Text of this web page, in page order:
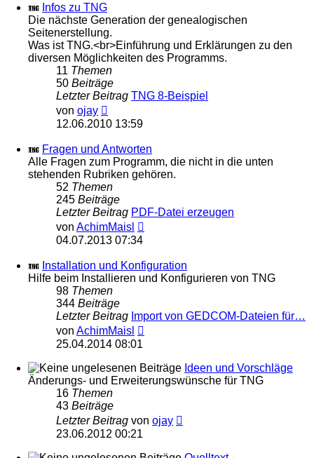
Infos zu TNG
Die nächste Generation der genealogischen
Seitenerstellung.
Was ist TNG.<br>Einführung und Erklärungen zu den
diversen Möglichkeiten des Programms.
11 Themen
50 Beiträge
Letzter Beitrag TNG 8-Beispiel
von ojay
Beitrag
12.06.2010 13:59
Fragen und Antworten
Alle Fragen zum Programm, die nicht in die unten
stehenden Rubriken gehören.
52 Themen
245 Beiträge
Letzter Beitrag PDF-Datei erzeugen
von AchimMaisl
04.07.2013 07:34
Installation und Konfiguration
Hilfe beim Installieren und Konfigurieren von TNG
98 Themen
344 Beiträge
Letzter Beitrag Import von GEDCOM-Dateien für…
von AchimMaisl
25.04.2014 08:01
Ideen und Vorschläge
Änderungs- und Erweiterungswünsche für TNG
16 Themen
43 Beiträge
Letzter Beitrag von ojay
23.06.2012 00:21